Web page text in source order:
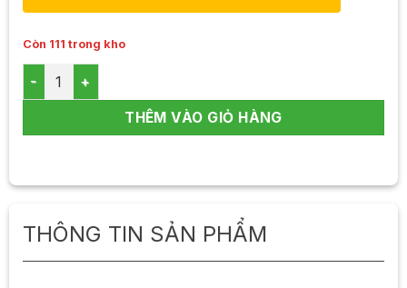
Còn 111 trong kho
Máy lọc nước Nanosky white - Màu trắng số lượng
THÊM VÀO GIỎ HÀNG
THÔNG TIN SẢN PHẨM